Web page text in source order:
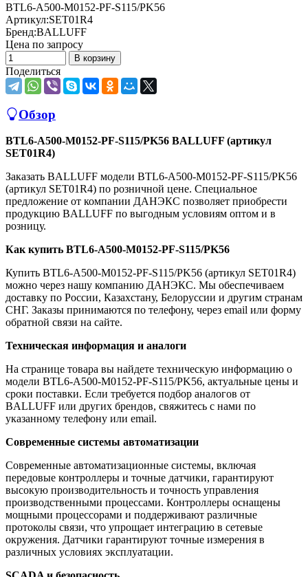
BTL6-A500-M0152-PF-S115/PK56
Артикул:SET01R4
Бренд:BALLUFF
Цена по запросу
В корзину
Поделиться
Обзор
BTL6-A500-M0152-PF-S115/PK56 BALLUFF (артикул
SET01R4)
Заказать BALLUFF модели BTL6-A500-M0152-PF-S115/PK56
(артикул SET01R4) по розничной цене. Специальное
предложение от компании ДАНЭКС позволяет приобрести
продукцию BALLUFF по выгодным условиям оптом и в
розницу.
Как купить BTL6-A500-M0152-PF-S115/PK56
Купить BTL6-A500-M0152-PF-S115/PK56 (артикул SET01R4)
можно через нашу компанию ДАНЭКС. Мы обеспечиваем
доставку по России, Казахстану, Белоруссии и другим странам
СНГ. Заказы принимаются по телефону, через email или форму
обратной связи на сайте.
Техническая информация и аналоги
На странице товара вы найдете техническую информацию о
модели BTL6-A500-M0152-PF-S115/PK56, актуальные цены и
сроки поставки. Если требуется подбор аналогов от
BALLUFF или других брендов, свяжитесь с нами по
указанному телефону или email.
Современные системы автоматизации
Современные автоматизационные системы, включая
передовые контроллеры и точные датчики, гарантируют
высокую производительность и точность управления
производственными процессами. Контроллеры оснащены
мощными процессорами и поддерживают различные
протоколы связи, что упрощает интеграцию в сетевые
окружения. Датчики гарантируют точные измерения в
различных условиях эксплуатации.